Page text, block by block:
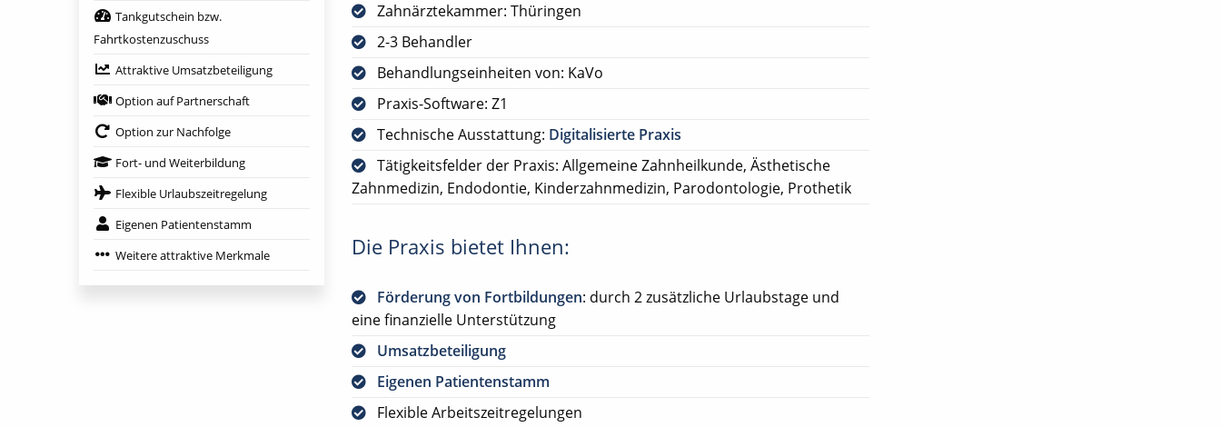
Zahnärztekammer: Thüringen
2-3 Behandler
Behandlungseinheiten von: KaVo
Praxis-Software: Z1
Technische Ausstattung: Digitalisierte Praxis
Tätigkeitsfelder der Praxis: Allgemeine Zahnheilkunde, Ästhetische
Zahnmedizin, Endodontie, Kinderzahnmedizin, Parodontologie, Prothetik
Die Praxis bietet Ihnen:
Förderung von Fortbildungen: durch 2 zusätzliche Urlaubstage und
eine finanzielle Unterstützung
Umsatzbeteiligung
Eigenen Patientenstamm
Flexible Arbeitszeitregelungen
Tankgutschein bzw.
Fahrtkostenzuschuss
Attraktive Umsatzbeteiligung
Option auf Partnerschaft
Option zur Nachfolge
Fort- und Weiterbildung
Flexible Urlaubszeitregelung
Eigenen Patientenstamm
Weitere attraktive Merkmale